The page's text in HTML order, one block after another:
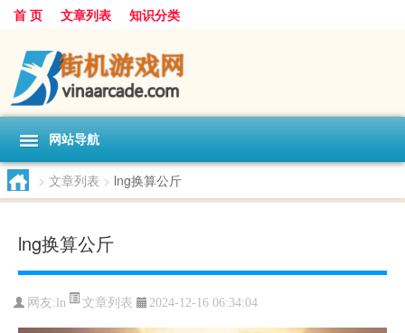
首 页 文章列表 知识分类
网站导航
> 文章列表 > lng换算公斤
lng换算公斤
网友: ln 文章列表 2024-12-16 06:34:04